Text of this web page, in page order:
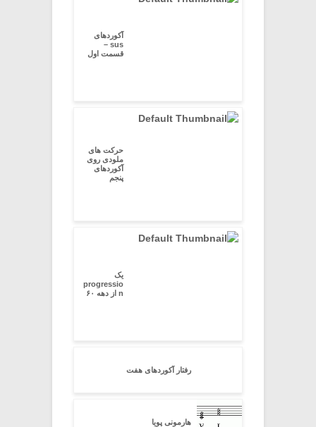
آکوردهای
sus –
قسمت اول
حرکت های
ملودی روی
آکوردهای
پنجم
یک
progressio
n از دهه ۶۰
رفتار آکوردهای هفت
هارمونی پویا